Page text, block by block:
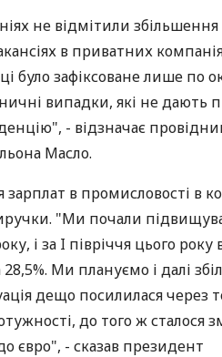
не відмітили збільшення
в приватних
було зафіксоване лише по
випадки, які не дають
- відзначає
Масло.
в промисловості в
"Ми почали
і за I півріччя цього року
Ми плануємо і далі
дещо посилилася через
до того ж сталося
євро", - сказав президент